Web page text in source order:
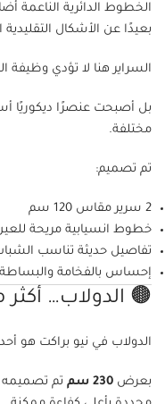
الخطوط الدائرية الناعمة
بعيدًا عن الأشكال التقليدية
السراير هنا لا تؤدي وظيفة
بل أصبحت عنصرًا ديكوريًا
مختلفة.
تم تصميم:
2 سرير مقاس 120 سم
خطوط انسيابية مريحة
تفاصيل حديثة تناسب
إحساس بالفخامة
🟤 الدولاب…
الدولاب في نيو براكت هو
بعرض 230 سم
تم